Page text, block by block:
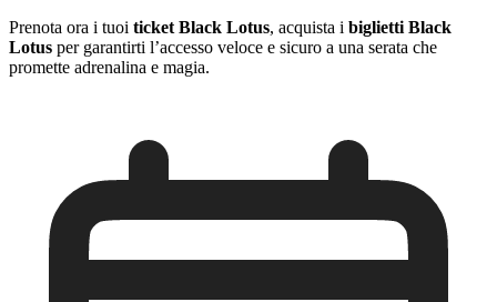
Prenota ora i tuoi ticket Black Lotus, acquista i biglietti Black
Lotus per garantirti l’accesso veloce e sicuro a una serata che
promette adrenalina e magia.